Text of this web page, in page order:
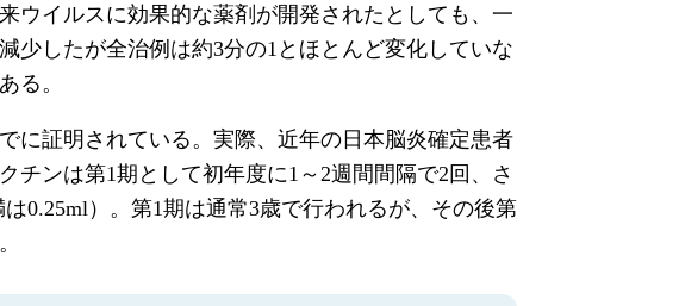
ウイルスに効果的な薬剤が開発されたとしても、一
少したが全治例は約3分の1とほとんど変化していな
る。
に証明されている。実際、近年の日本脳炎確定患者
ンは第1期として初年度に1～2週間間隔で2回、さ
0.25ml）。第1期は通常3歳で行われるが、その後第